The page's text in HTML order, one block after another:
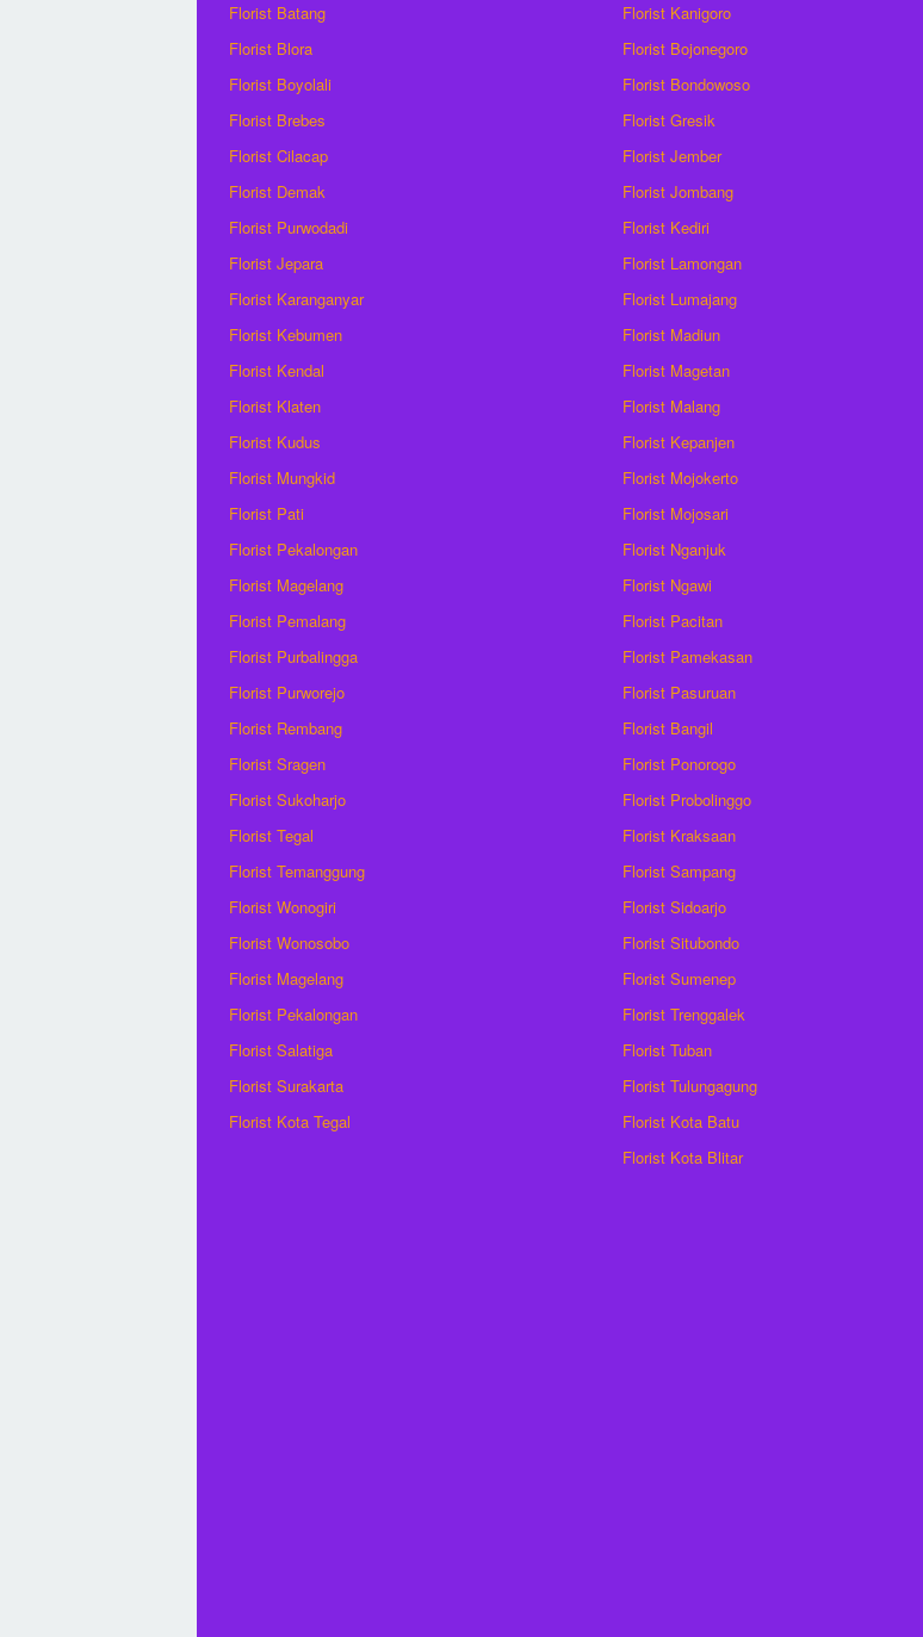
Florist Batang
Florist Blora
Florist Boyolali
Florist Brebes
Florist Cilacap
Florist Demak
Florist Purwodadi
Florist Jepara
Florist Karanganyar
Florist Kebumen
Florist Kendal
Florist Klaten
Florist Kudus
Florist Mungkid
Florist Pati
Florist Pekalongan
Florist Magelang
Florist Pemalang
Florist Purbalingga
Florist Purworejo
Florist Rembang
Florist Sragen
Florist Sukoharjo
Florist Tegal
Florist Temanggung
Florist Wonogiri
Florist Wonosobo
Florist Magelang
Florist Pekalongan
Florist Salatiga
Florist Surakarta
Florist Kota Tegal
Florist Kanigoro
Florist Bojonegoro
Florist Bondowoso
Florist Gresik
Florist Jember
Florist Jombang
Florist Kediri
Florist Lamongan
Florist Lumajang
Florist Madiun
Florist Magetan
Florist Malang
Florist Kepanjen
Florist Mojokerto
Florist Mojosari
Florist Nganjuk
Florist Ngawi
Florist Pacitan
Florist Pamekasan
Florist Pasuruan
Florist Bangil
Florist Ponorogo
Florist Probolinggo
Florist Kraksaan
Florist Sampang
Florist Sidoarjo
Florist Situbondo
Florist Sumenep
Florist Trenggalek
Florist Tuban
Florist Tulungagung
Florist Kota Batu
Florist Kota Blitar